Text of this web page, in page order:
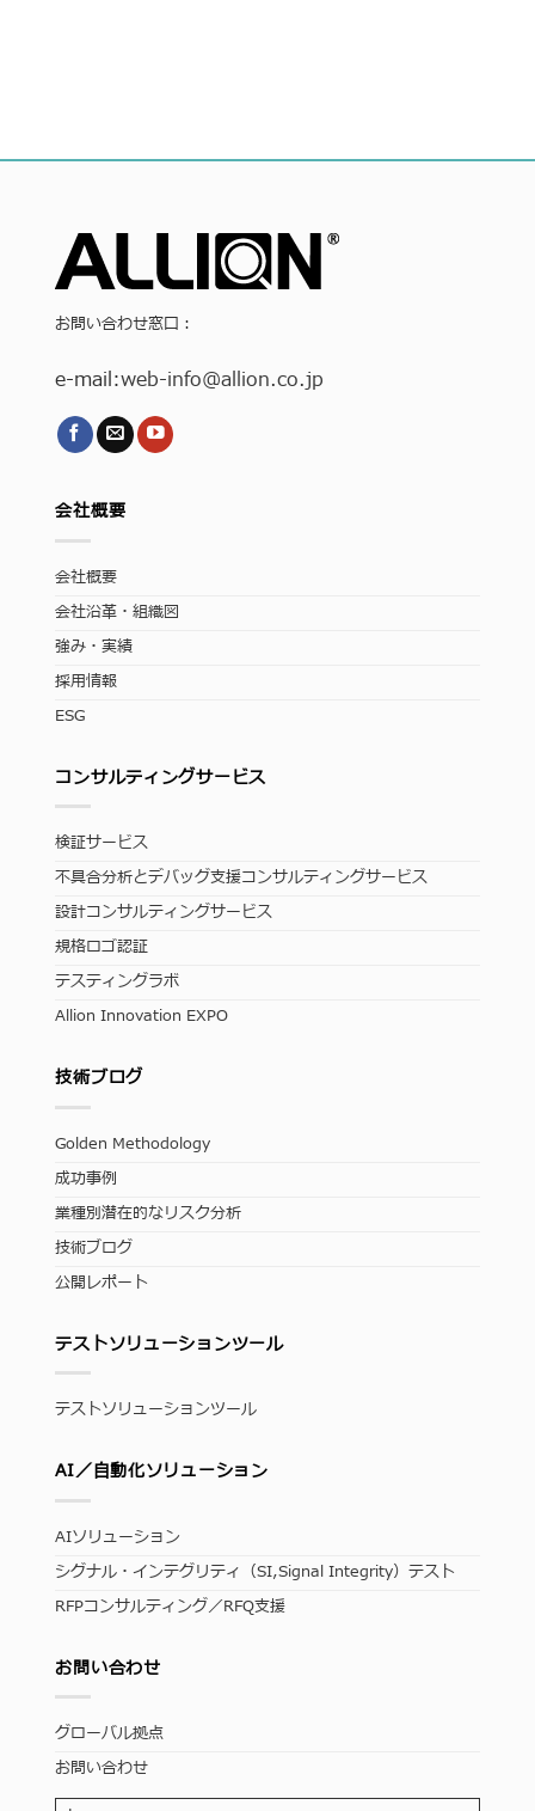
お問い合わせ窓口：
e-mail:web-info@allion.co.jp
会社概要
会社概要
会社沿革・組織図
強み・実績
採用情報
ESG
コンサルティングサービス
検証サービス
不具合分析とデバッグ支援コンサルティングサービス
設計コンサルティングサービス
規格ロゴ認証
テスティングラボ
Allion Innovation EXPO
技術ブログ
Golden Methodology
成功事例
業種別潜在的なリスク分析
技術ブログ
公開レポート
テストソリューションツール
テストソリューションツール
AI／自動化ソリューション
AIソリューション
シグナル・インテグリティ（SI,Signal Integrity）テスト
RFPコンサルティング／RFQ支援
お問い合わせ
グローバル拠点
お問い合わせ